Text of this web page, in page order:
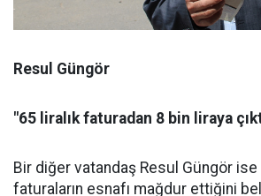
Resul Güngör
"65 liralık faturadan 8 bin liraya
Bir diğer vatandaş Resul Güngör
faturaların esnafı mağdur ettiğini